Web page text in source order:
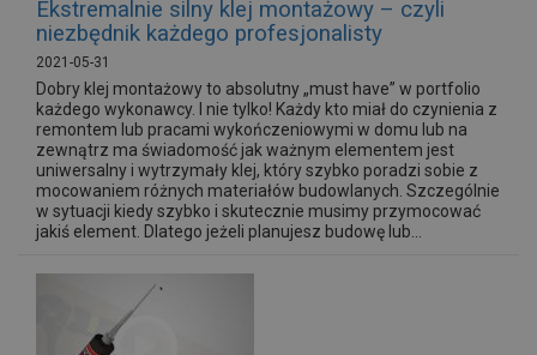
Ekstremalnie silny klej montażowy – czyli
niezbędnik każdego profesjonalisty
2021-05-31
Dobry klej montażowy to absolutny „must have” w portfolio
każdego wykonawcy. I nie tylko! Każdy kto miał do czynienia z
remontem lub pracami wykończeniowymi w domu lub na
zewnątrz ma świadomość jak ważnym elementem jest
uniwersalny i wytrzymały klej, który szybko poradzi sobie z
mocowaniem różnych materiałów budowlanych. Szczególnie
w sytuacji kiedy szybko i skutecznie musimy przymocować
jakiś element. Dlatego jeżeli planujesz budowę lub...